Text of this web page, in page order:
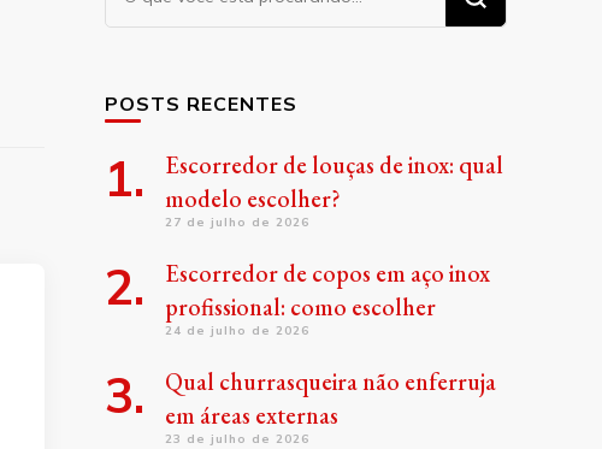
algo?
POSTS RECENTES
Escorredor de louças de inox: qual
modelo escolher?
27 de julho de 2026
Escorredor de copos em aço inox
profissional: como escolher
24 de julho de 2026
Qual churrasqueira não enferruja
em áreas externas
23 de julho de 2026